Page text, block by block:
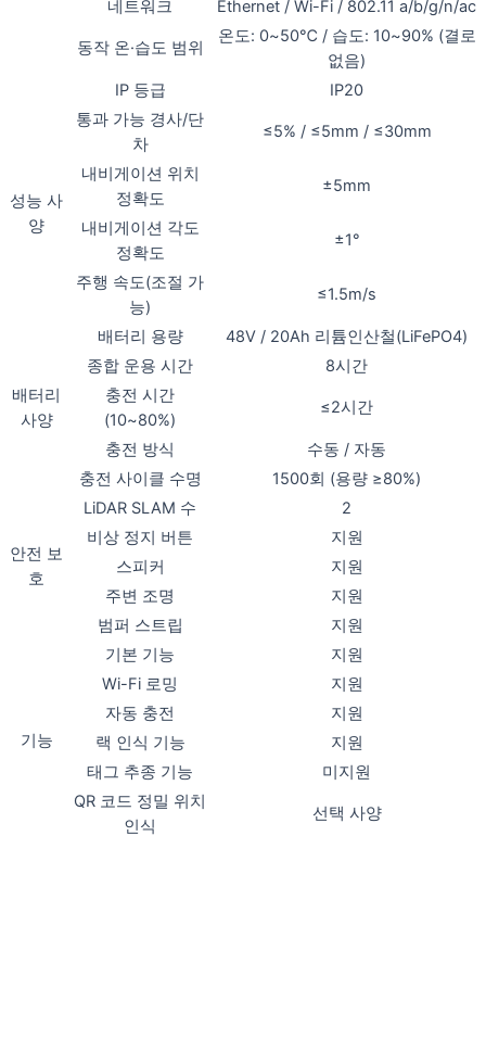
네트워크
Ethernet / Wi-Fi / 802.11 a/b/g/n/ac
동작 온·습도 범위
온도: 0~50℃ / 습도: 10~90% (결로
없음)
IP 등급
IP20
성능 사
양
통과 가능 경사/단
차
≤5% / ≤5mm / ≤30mm
내비게이션 위치
정확도
±5mm
내비게이션 각도
정확도
±1°
주행 속도(조절 가
능)
≤1.5m/s
배터리
사양
배터리 용량
48V / 20Ah 리튬인산철(LiFePO4)
종합 운용 시간
8시간
충전 시간
(10~80%)
≤2시간
충전 방식
수동 / 자동
충전 사이클 수명
1500회 (용량 ≥80%)
안전 보
호
LiDAR SLAM 수
2
비상 정지 버튼
지원
스피커
지원
주변 조명
지원
범퍼 스트립
지원
기능
기본 기능
지원
Wi-Fi 로밍
지원
자동 충전
지원
랙 인식 기능
지원
태그 추종 기능
미지원
QR 코드 정밀 위치
인식
선택 사양